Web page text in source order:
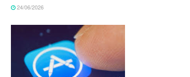
24/06/2026